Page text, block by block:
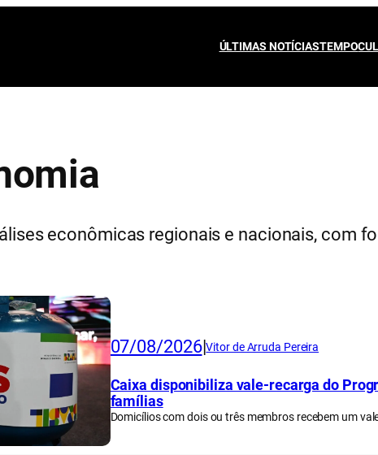
ÚLTIMAS NOTÍCIASTEMPO
econômicas regionais e nacionais, com
07/08/2026|Vitor de Arruda Pereira
Caixa disponibiliza vale-recarga do
famílias
Domicílios com dois ou três membros recebem um